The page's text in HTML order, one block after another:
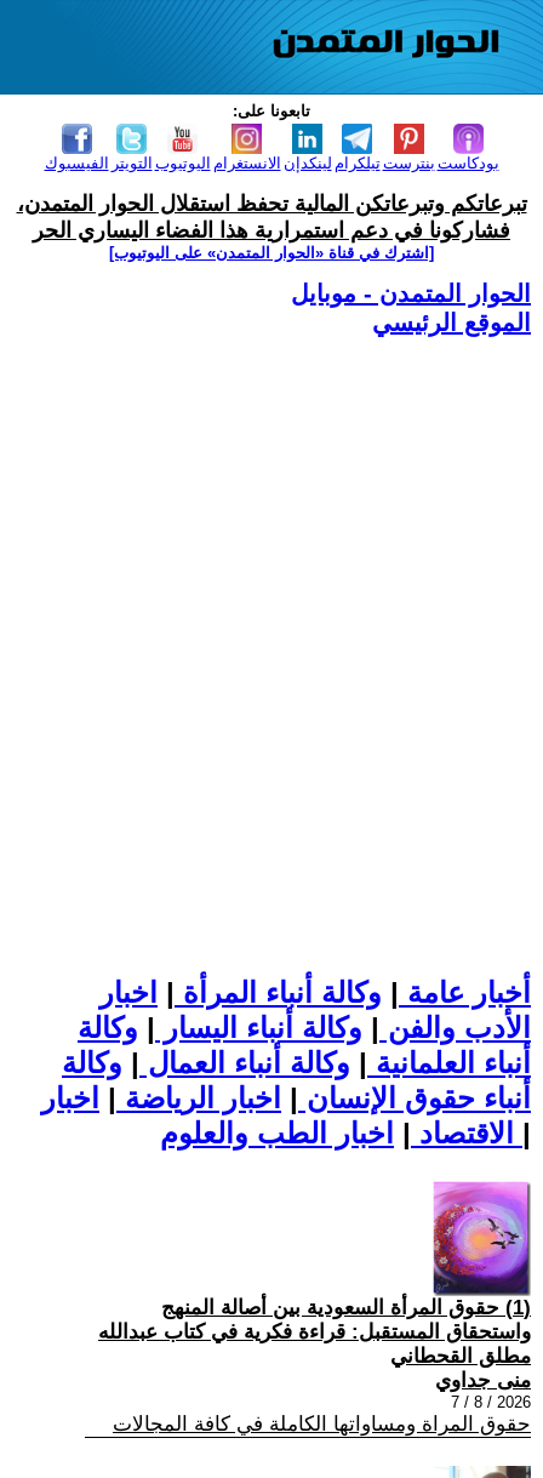
تابعونا على:
الفيسبوك التويتر اليوتيوب الانستغرام لينكدإن تيلكرامبنترست بودكاست
تبرعاتكم وتبرعاتكن المالية تحفظ استقلال الحوار المتمدن،
فشاركونا في دعم استمرارية هذا الفضاء اليساري الحر
[اشترك في قناة ‫«الحوار المتمدن» على اليوتيوب]
الحوار المتمدن - موبايل
الموقع الرئيسي
أخبار عامة | وكالة أنباء المرأة | اخبار
الأدب والفن | وكالة أنباء اليسار | وكالة
أنباء العلمانية | وكالة أنباء العمال | وكالة
أنباء حقوق الإنسان | اخبار الرياضة | اخبار
الاقتصاد | |
(1) حقوق المرأة السعودية بين أصالة المنهج
واستحقاق المستقبل: قراءة فكرية في كتاب عبدالله
مطلق القحطاني
منى جداوي
2026 / 8 / 7
حقوق المراة ومساواتها الكاملة في كافة المجالات